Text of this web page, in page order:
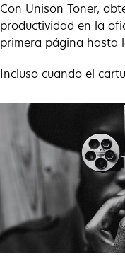
Con Unison Toner,
productividad en la
primera página hasta
Incluso cuando el